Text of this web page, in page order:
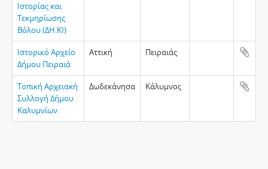
Ιστορίας και
Τεκμηρίωσης
Βόλου (ΔΗ.ΚΙ)
Ιστορικό Αρχείο
Δήμου Πειραιά
Αττική Πειραιάς
Τοπική Αρχειακή
Συλλογή Δήμου
Καλυμνίων
Δωδεκάνησα Κάλυμνος